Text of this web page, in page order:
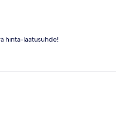
hinta-laatusuhde!